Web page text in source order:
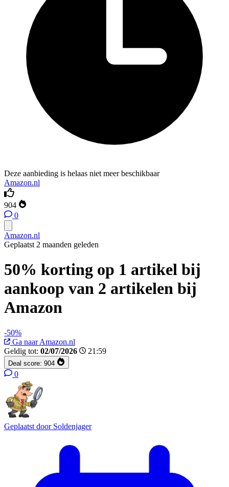
Deze aanbieding is helaas niet meer beschikbaar
Amazon.nl
904
0
Amazon.nl
Geplaatst 2 maanden geleden
50% korting op 1 artikel bij
aankoop van 2 artikelen bij
Amazon
-50%
Ga naar Amazon.nl
Geldig tot: 02/07/2026 21:59
Deal score: 904
0
Geplaatst door Soldenjager